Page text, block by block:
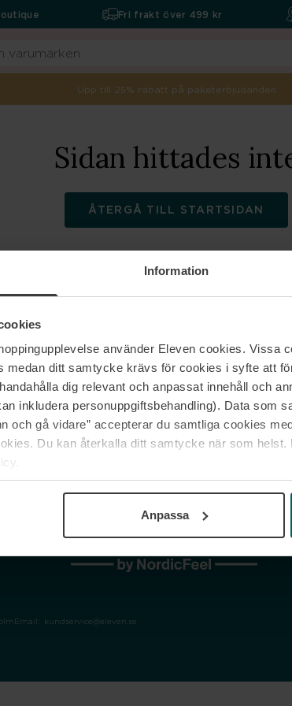
Information
använder Eleven cookies. Vissa
medan ditt samtycke krävs för cookies i syfte att
dig relevant och anpassat innehåll och
inkludera personuppgiftsbehandling). Data som
och gå vidare” accepterar du samtliga cookies
Du kan återkalla ditt samtycke när som
Anpassa
Fri frakt över 499 kr
Upp till 25% rabatt på paketerbjudanden
Sidan hittades
ÅTERGÅ TILL STARTSIDAN
Om oss
Jobba hos oss
Våra varumärken
Email: kundservice@eleven.se